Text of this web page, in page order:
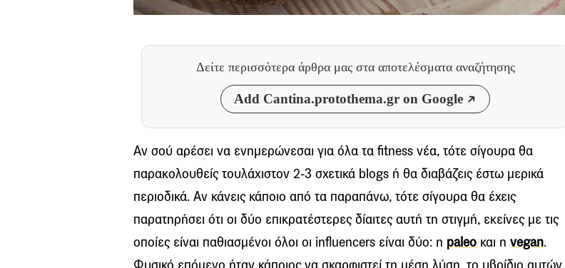
Δείτε περισσότερα άρθρα μας στα αποτελέσματα αναζήτησης
Add Cantina.protothema.gr on Google
Αν σού αρέσει να ενημερώνεσαι για όλα τα fitness νέα, τότε σίγουρα θα
παρακολουθείς τουλάχιστον 2-3 σχετικά blogs ή θα διαβάζεις έστω μερικά
περιοδικά. Αν κάνεις κάποιο από τα παραπάνω, τότε σίγουρα θα έχεις
παρατηρήσει ότι οι δύο επικρατέστερες δίαιτες αυτή τη στιγμή, εκείνες με τις
οποίες είναι παθιασμένοι όλοι οι influencers είναι δύο: η paleo και η vegan.